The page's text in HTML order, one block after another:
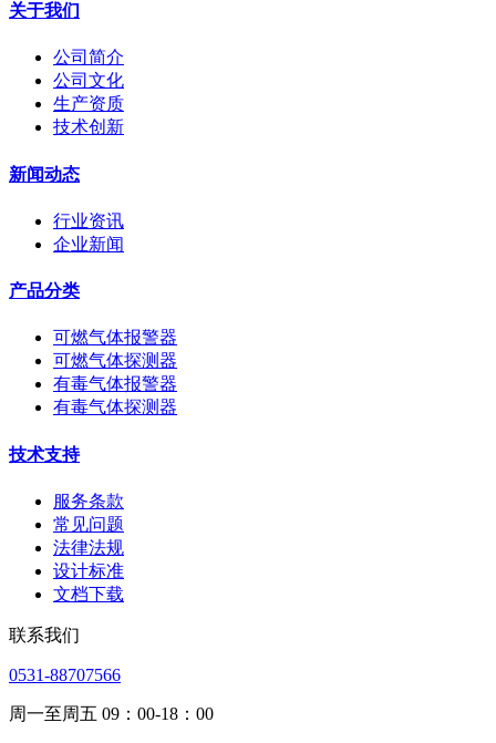
关于我们
公司简介
公司文化
生产资质
技术创新
新闻动态
行业资讯
企业新闻
产品分类
可燃气体报警器
可燃气体探测器
有毒气体报警器
有毒气体探测器
技术支持
服务条款
常见问题
法律法规
设计标准
文档下载
联系我们
0531-88707566
周一至周五 09：00-18：00